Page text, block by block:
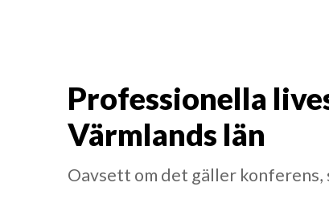
Professionella
Värmlands län
Oavsett om det gäller